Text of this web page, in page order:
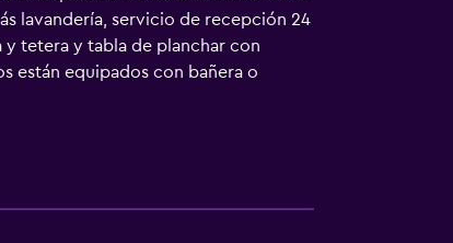
lavandería, servicio de recepción 24
y tetera y tabla de planchar con
están equipados con bañera o
negocios incluyen escritorio y
todos los días. Los servicios de